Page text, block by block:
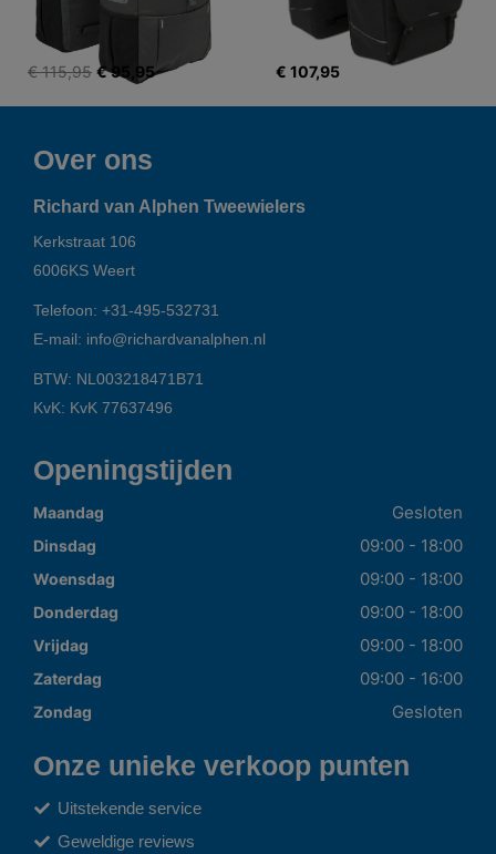
€ 115,95 € 95,95 € 107,95
Over ons
Richard van Alphen Tweewielers
Kerkstraat 106
6006KS Weert
Telefoon: +31-495-532731
E-mail: info@richardvanalphen.nl
BTW: NL003218471B71
KvK: KvK 77637496
Openingstijden
Maandag Gesloten
Dinsdag 09:00 - 18:00
Woensdag 09:00 - 18:00
Donderdag 09:00 - 18:00
Vrijdag 09:00 - 18:00
Zaterdag 09:00 - 16:00
Zondag Gesloten
Onze unieke verkoop punten
Uitstekende service
Geweldige reviews